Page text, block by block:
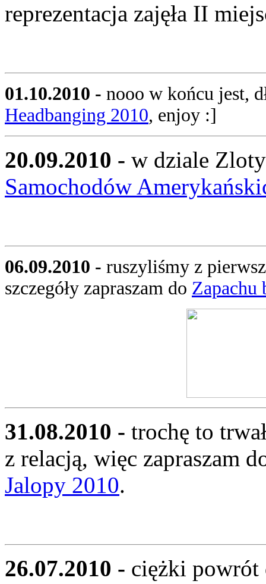
reprezentacja zajęła II
01.10.2010 - nooo w końcu jest,
Headbanging 2010, enjoy :]
20.09.2010 - w dziale
Samochodów
06.09.2010 - ruszyliśmy z
szczegóły zapraszam do Zapachu
31.08.2010 - trochę to
z relacją, więc zapraszam
Jalopy 2010.
26.07.2010 - ciężki powrót